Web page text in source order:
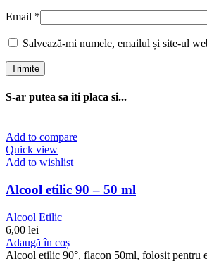
Email *
Salvează-mi numele, emailul și site-ul
S-ar putea sa iti placa si...
Add to compare
Quick view
Add to wishlist
Alcool etilic 90 – 50 ml
Alcool Etilic
6,00 lei
Adaugă în coș
Alcool etilic 90°, flacon 50ml, folosit pentru